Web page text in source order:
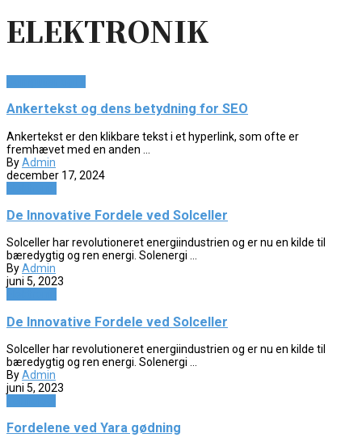
ELEKTRONIK
Ankertekst og dens betydning for SEO
Ankertekst er den klikbare tekst i et hyperlink, som ofte er
fremhævet med en anden ...
ByAdmin
december 17, 2024
De Innovative Fordele ved Solceller
Solceller har revolutioneret energiindustrien og er nu en kilde til
bæredygtig og ren energi. Solenergi ...
ByAdmin
juni 5, 2023
De Innovative Fordele ved Solceller
Solceller har revolutioneret energiindustrien og er nu en kilde til
bæredygtig og ren energi. Solenergi ...
ByAdmin
juni 5, 2023
Fordelene ved Yara gødning